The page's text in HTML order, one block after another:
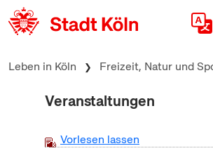
zum Inhalt springen
Leben in Köln Freizeit, Natur und
Veranstaltungen
Vorlesen lassen